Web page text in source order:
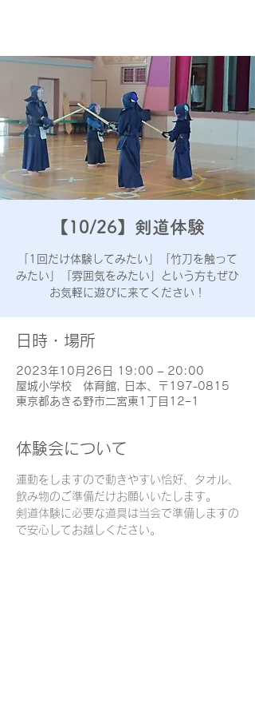
【10/26】剣道体験
「1回だけ体験してみたい」「竹刀を触って
みたい」「雰囲気をみたい」という方もぜひ
お気軽に遊びに来てください！
日時・場所
2023年10月26日 19:00 – 20:00
屋城小学校 体育館, 日本、〒197-0815
東京都あきる野市二宮東1丁目12−1
体験会について
運動をしますので動きやすい恰好、タオル、
飲み物のご準備だけお願いいたします。
剣道体験に必要な道具は当会で準備しますの
で安心してお越しください。